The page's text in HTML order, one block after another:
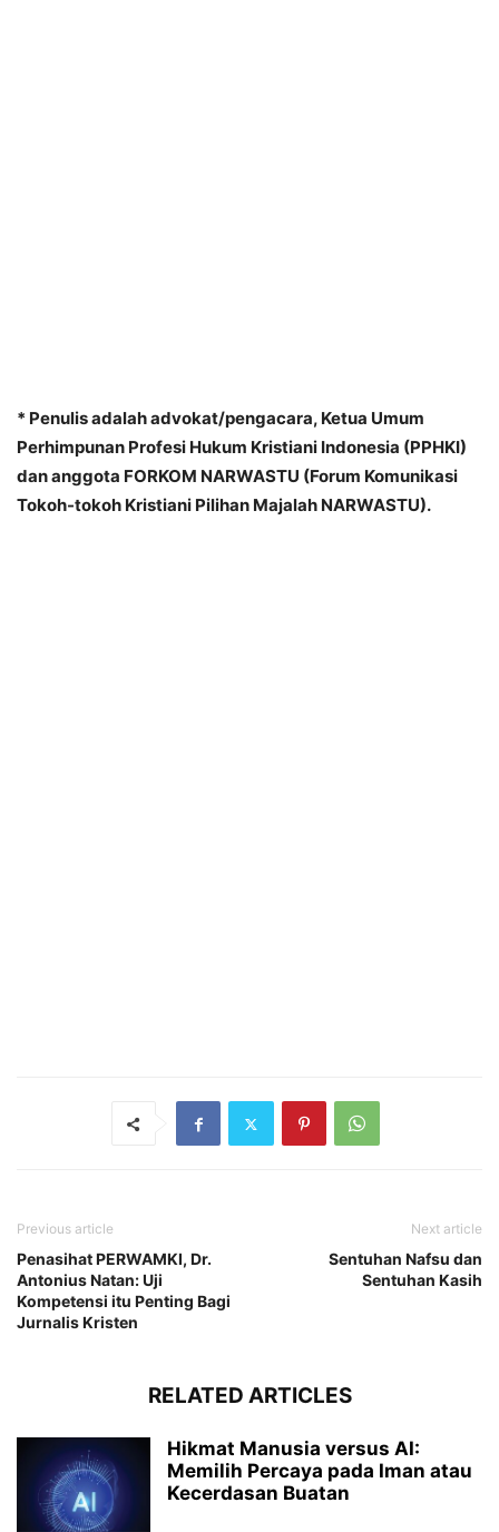
* Penulis adalah advokat/pengacara, Ketua Umum
Perhimpunan Profesi Hukum Kristiani Indonesia (PPHKI)
dan anggota FORKOM NARWASTU (Forum Komunikasi
Tokoh-tokoh Kristiani Pilihan Majalah NARWASTU).
Previous article
Penasihat PERWAMKI, Dr.
Antonius Natan: Uji
Kompetensi itu Penting Bagi
Jurnalis Kristen
Next article
Sentuhan Nafsu dan
Sentuhan Kasih
RELATED ARTICLES
Hikmat Manusia versus AI:
Memilih Percaya pada Iman atau
Kecerdasan Buatan